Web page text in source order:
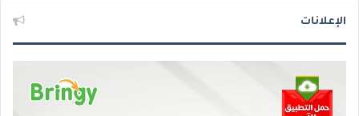
الإعلانات